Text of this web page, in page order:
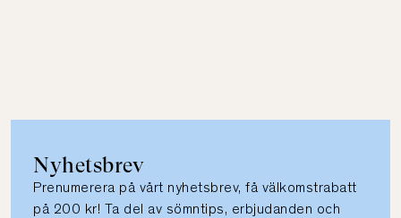
Nyhetsbrev
Prenumerera på vårt nyhetsbrev, få välkomstrabatt
på 200 kr! Ta del av sömntips, erbjudanden och